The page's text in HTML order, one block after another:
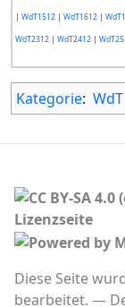
| WdT1512| WdT1612|
WdT2312| WdT2412|
Kategorie: WdT
Diese Seite
bearbeitet.